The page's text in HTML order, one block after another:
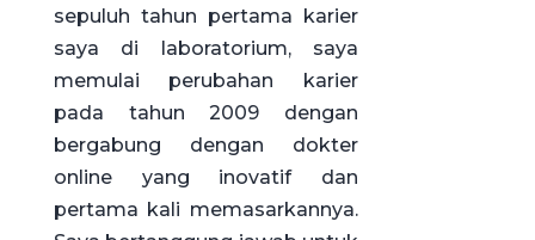
sepuluh tahun pertama karier
saya di laboratorium, saya
memulai perubahan karier
pada tahun 2009 dengan
bergabung dengan dokter
online yang inovatif dan
pertama kali memasarkannya.